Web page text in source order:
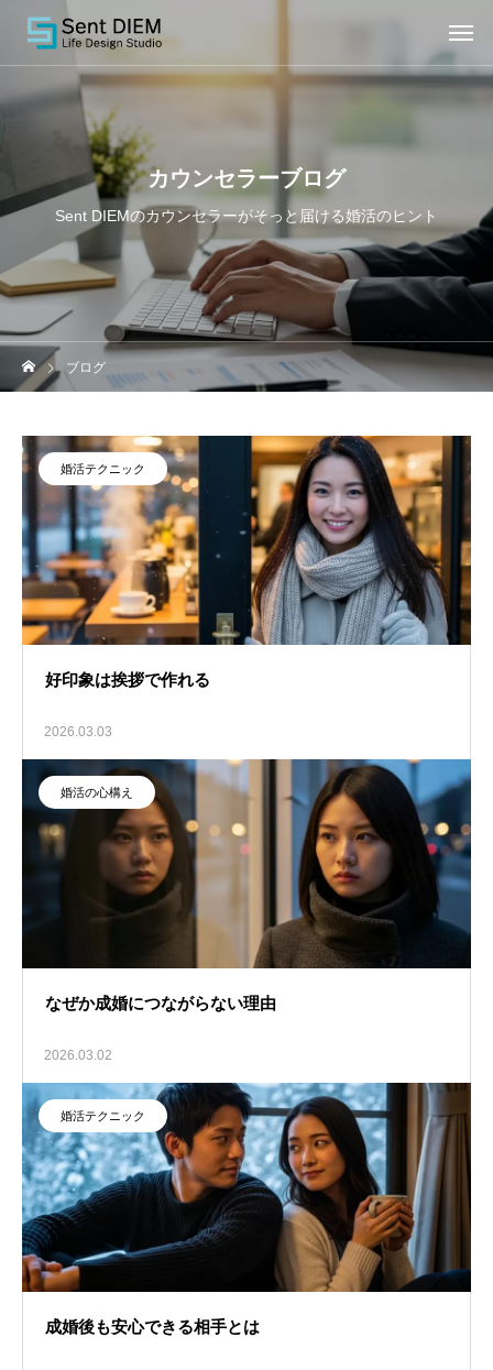
カウンセラーブログ
Sent DIEMのカウンセラーがそっと届ける婚活のヒント
ブログ
婚活テクニック
好印象は挨拶で作れる
2026.03.03
婚活の心構え
なぜか成婚につながらない理由
2026.03.02
婚活テクニック
成婚後も安心できる相手とは